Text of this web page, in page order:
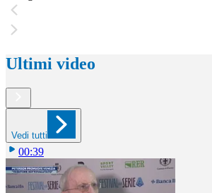
Ultimi video
Vedi tutti
00:39